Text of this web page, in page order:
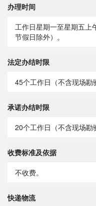
办理时间
工作日星期一至星期五
节假日除外）。
法定办结时限
45个工作日（不含现场勘
承诺办结时限
20个工作日（不含现场勘
收费标准及依据
不收费。
快递物流